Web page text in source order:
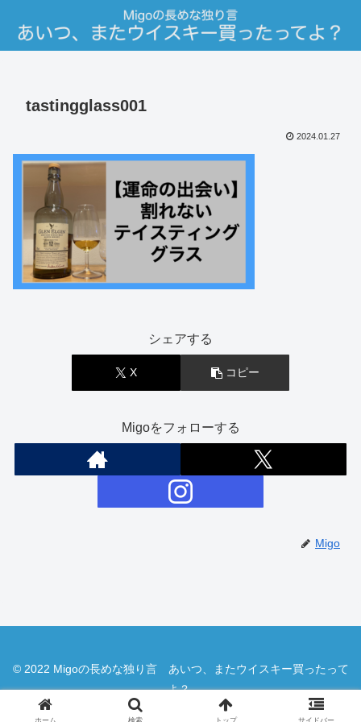
tastingglass001
2024.01.27
シェアする
X コピー
Migoをフォローする
Migo
© 2022 Migoの長めな独り言 あいつ、またウイスキー買ったって
よ？.
ホーム 検索 トップ サイドバー